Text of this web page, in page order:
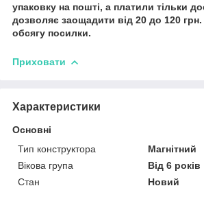
упаковку на пошті, а платили тільки
дозволяє заощадити від 20 до 120 грн.
обсягу посилки.
Приховати
Характеристики
Основні
Тип конструктора
Магнітний
Вікова група
Від 6 років
Стан
Новий